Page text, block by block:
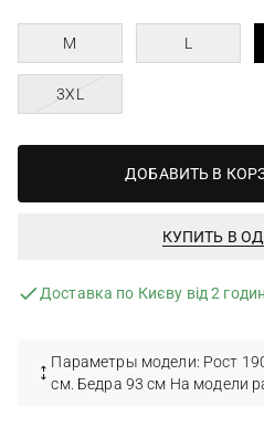
M L
3XL
ДОБАВИТЬ В
КУПИТЬ В
Доставка по Києву від 2 годин
Параметры модели: Рост
см. Бедра 93 см На модели